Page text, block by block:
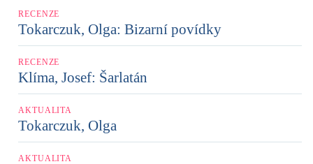
RECENZE
Tokarczuk, Olga: Bizarní povídky
RECENZE
Klíma, Josef: Šarlatán
AKTUALITA
Tokarczuk, Olga
AKTUALITA